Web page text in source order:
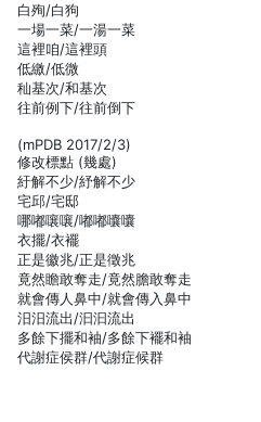
白殉/白狗
一場一菜/一湯一菜
這裡咱/這裡頭
低繳/低微
秈基次/和基次
往前例下/往前倒下
(mPDB 2017/2/3)
修改標點 (幾處)
紆解不少/紓解不少
宅邱/宅邸
哪嘟嚷嚷/嘟嘟囔囔
衣擺/衣襬
正是徽兆/正是徵兆
竟然瞻敢奪走/竟然膽敢奪走
就會傳人鼻中/就會傳入鼻中
汨汨流出/汩汩流出
多餘下擺和袖/多餘下襬和袖
代謝症侯群/代謝症候群